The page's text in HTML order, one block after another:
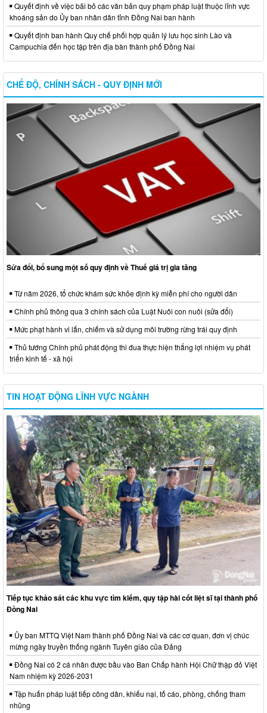
Quyết định về việc bãi bỏ các văn bản quy phạm pháp luật thuộc lĩnh vực
khoáng sản do Ủy ban nhân dân tỉnh Đồng Nai ban hành
Quyết định ban hành Quy chế phối hợp quản lý lưu học sinh Lào và
Campuchia đến học tập trên địa bàn thành phố Đồng Nai
CHẾ ĐỘ, CHÍNH SÁCH - QUY ĐỊNH MỚI
Sửa đổi, bổ sung một số quy định về Thuế giá trị gia tăng
Từ năm 2026, tổ chức khám sức khỏe định kỳ miễn phí cho người dân
Chính phủ thông qua 3 chính sách của Luật Nuôi con nuôi (sửa đổi)
Mức phạt hành vi lấn, chiếm và sử dụng môi trường rừng trái quy định
Thủ tướng Chính phủ phát động thi đua thực hiện thắng lợi nhiệm vụ phát
triển kinh tế - xã hội
TIN HOẠT ĐỘNG LĨNH VỰC NGÀNH
Tiếp tục khảo sát các khu vực tìm kiếm, quy tập hài cốt liệt sĩ tại thành phố
Đồng Nai
Ủy ban MTTQ Việt Nam thành phố Đồng Nai và các cơ quan, đơn vị chúc
mừng ngày truyền thống ngành Tuyên giáo của Đảng
Đồng Nai có 2 cá nhân được bầu vào Ban Chấp hành Hội Chữ thập đỏ Việt
Nam nhiệm kỳ 2026-2031
Tập huấn pháp luật tiếp công dân, khiếu nại, tố cáo, phòng, chống tham
nhũng